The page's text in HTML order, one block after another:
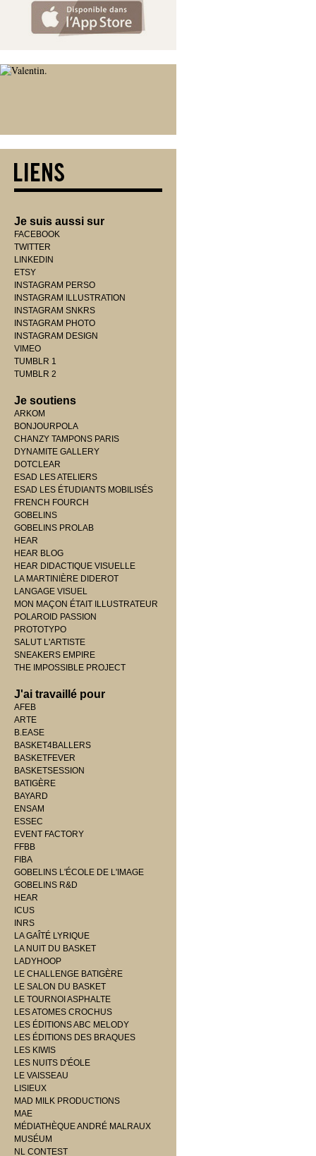
Je suis aussi sur
FACEBOOK
TWITTER
LINKEDIN
ETSY
INSTAGRAM PERSO
INSTAGRAM ILLUSTRATION
INSTAGRAM SNKRS
INSTAGRAM PHOTO
INSTAGRAM DESIGN
VIMEO
TUMBLR 1
TUMBLR 2
Je soutiens
ARKOM
BONJOURPOLA
CHANZY TAMPONS PARIS
DYNAMITE GALLERY
DOTCLEAR
ESAD LES ATELIERS
ESAD LES ÉTUDIANTS MOBILISÉS
FRENCH FOURCH
GOBELINS
GOBELINS PROLAB
HEAR
HEAR BLOG
HEAR DIDACTIQUE VISUELLE
LA MARTINIÈRE DIDEROT
LANGAGE VISUEL
MON MAÇON ÉTAIT ILLUSTRATEUR
POLAROID PASSION
PROTOTYPO
SALUT L'ARTISTE
SNEAKERS EMPIRE
THE IMPOSSIBLE PROJECT
J'ai travaillé pour
AFEB
ARTE
B.EASE
BASKET4BALLERS
BASKETFEVER
BASKETSESSION
BATIGÈRE
BAYARD
ENSAM
ESSEC
EVENT FACTORY
FFBB
FIBA
GOBELINS L'ÉCOLE DE L'IMAGE
GOBELINS R&D
HEAR
ICUS
INRS
LA GAÎTÉ LYRIQUE
LA NUIT DU BASKET
LADYHOOP
LE CHALLENGE BATIGÈRE
LE SALON DU BASKET
LE TOURNOI ASPHALTE
LES ATOMES CROCHUS
LES ÉDITIONS ABC MELODY
LES ÉDITIONS DES BRAQUES
LES KIWIS
LES NUITS D'ÉOLE
LE VAISSEAU
LISIEUX
MAD MILK PRODUCTIONS
MAE
MÉDIATHÈQUE ANDRÉ MALRAUX
MUSÉUM
NL CONTEST